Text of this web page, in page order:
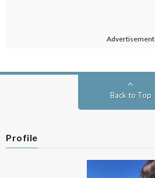
Advertisement
Back to Top
Profile